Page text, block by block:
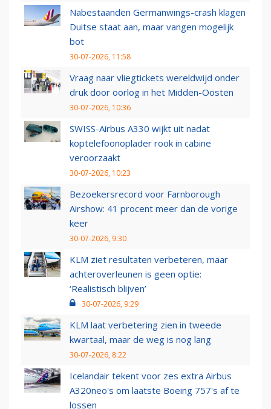
Nabestaanden Germanwings-crash klagen
Duitse staat aan, maar vangen mogelijk
bot
30-07-2026, 11:58
Vraag naar vliegtickets wereldwijd onder
druk door oorlog in het Midden-Oosten
30-07-2026, 10:36
SWISS-Airbus A330 wijkt uit nadat
koptelefoonoplader rook in cabine
veroorzaakt
30-07-2026, 10:23
Bezoekersrecord voor Farnborough
Airshow: 41 procent meer dan de vorige
keer
30-07-2026, 9:30
KLM ziet resultaten verbeteren, maar
achteroverleunen is geen optie:
‘Realistisch blijven’
30-07-2026, 9:29
KLM laat verbetering zien in tweede
kwartaal, maar de weg is nog lang
30-07-2026, 8:22
Icelandair tekent voor zes extra Airbus
A320neo's om laatste Boeing 757's af te
lossen